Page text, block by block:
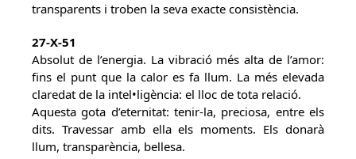
transparents i troben la seva exacte consistència.
27-X-51
Absolut de l’energia. La vibració més alta de l’amor:
fins el punt que la calor es fa llum. La més elevada
claredat de la intel•ligència: el lloc de tota relació.
Aquesta gota d’eternitat: tenir-la, preciosa, entre els
dits. Travessar amb ella els moments. Els donarà
llum, transparència, bellesa.